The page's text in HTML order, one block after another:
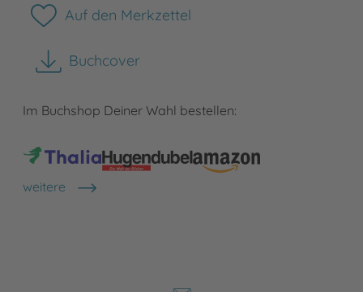
Auf den Merkzettel
Buchcover
herunterladen
Im Buchshop Deiner Wahl bestellen:
weitere
Shops anzeigen